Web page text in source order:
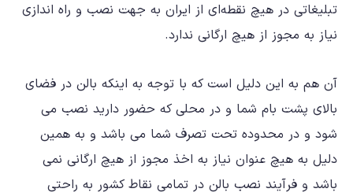
تبلیغاتی در هیچ نقطه‌ای از ایران به جهت نصب و راه اندازی
نیاز به مجوز از هیچ ارگانی ندارد.
آن هم به این دلیل است که با توجه به اینکه بالن در فضای
بالای پشت بام شما و در محلی که حضور دارید نصب می
شود و در محدوده تحت تصرف شما می باشد و به همین
دلیل به هیچ عنوان نیاز به اخذ مجوز از هیچ ارگانی نمی
باشد و فرآیند نصب بالن در تمامی نقاط کشور به راحتی